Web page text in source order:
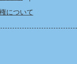
について